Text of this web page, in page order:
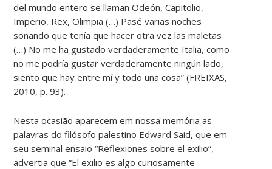
del mundo entero se llaman Odeón, Capitolio,
Imperio, Rex, Olimpia (…) Pasé varias noches
soñando que tenía que hacer otra vez las maletas
(…) No me ha gustado verdaderamente Italia, como
no me podría gustar verdaderamente ningún lado,
siento que hay entre mí y todo una cosa” (FREIXAS,
2010, p. 93).
Nesta ocasião aparecem em nossa memória as
palavras do filósofo palestino Edward Said, que em
seu seminal ensaio “Reflexiones sobre el exilio”,
advertia que “El exilio es algo curiosamente